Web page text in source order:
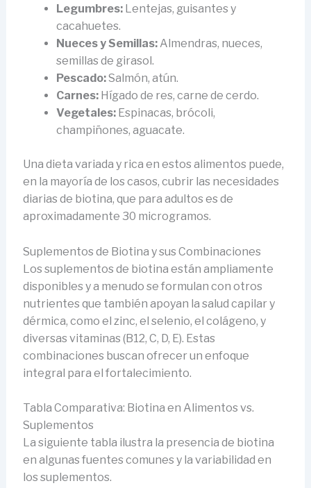
Legumbres:Lentejas, guisantes y
cacahuetes.
Nueces y Semillas:Almendras, nueces,
semillas de girasol.
Pescado:Salmón, atún.
Carnes:Hígado de res, carne de cerdo.
Vegetales:Espinacas, brócoli,
champiñones, aguacate.
Una dieta variada y rica en estos alimentos puede,
en la mayoría de los casos, cubrir las necesidades
diarias de biotina, que para adultos es de
aproximadamente 30 microgramos.
Suplementos de Biotina y sus Combinaciones
Los suplementos de biotina están ampliamente
disponibles y a menudo se formulan con otros
nutrientes que también apoyan la salud capilar y
dérmica, como el zinc, el selenio, el colágeno, y
diversas vitaminas (B12, C, D, E). Estas
combinaciones buscan ofrecer un enfoque
integral para el fortalecimiento.
Tabla Comparativa: Biotina en Alimentos vs.
Suplementos
La siguiente tabla ilustra la presencia de biotina
en algunas fuentes comunes y la variabilidad en
los suplementos.